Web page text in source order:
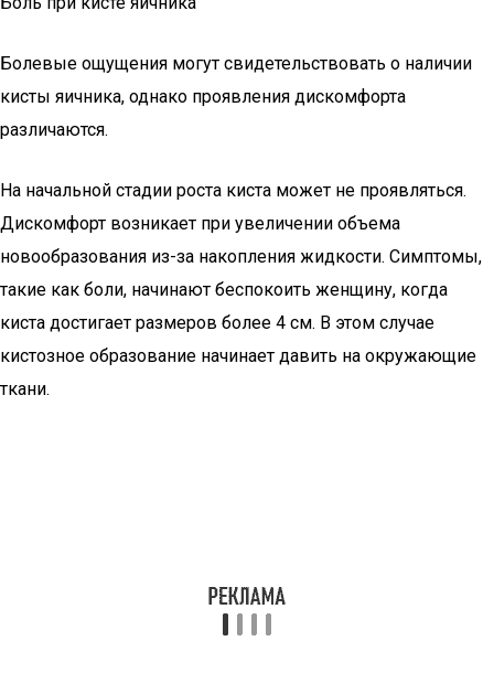
Болевые ощущения могут свидетельствовать о наличии
кисты яичника, однако проявления дискомфорта
различаются.
На начальной стадии роста киста может не проявляться.
Дискомфорт возникает при увеличении объема
новообразования из-за накопления жидкости. Симптомы,
такие как боли, начинают беспокоить женщину, когда
киста достигает размеров более 4 см. В этом случае
кистозное образование начинает давить на окружающие
ткани.